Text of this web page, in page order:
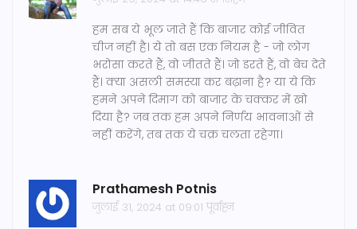
हम सब ये भूल जाते हैं कि बाजार कोई जीवित
चीज नहीं है। ये तो बस एक नियम है - जो लोग
भरोसा करते हैं, वो जीतते हैं। जो डरते हैं, वो बेच देते
हैं। क्या असली समस्या कर बढ़ाना है? या ये कि
हमने अपने दिमाग को बाजार के चक्कर में खो
दिया है? जब तक हम अपने निर्णय भावनाओं से
नहीं करेंगे, तब तक ये चक्र चलता रहेगा।
Prathamesh Potnis
जुलाई 31, 2024 at 09:01 पूर्वाह्न